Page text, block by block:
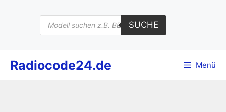
Products
search
SUCHE
Radiocode24.de Menü